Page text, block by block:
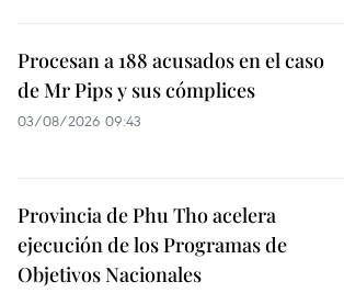
Procesan a 188 acusados en el caso
de Mr Pips y sus cómplices
03/08/2026 09:43
Provincia de Phu Tho acelera
ejecución de los Programas de
Objetivos Nacionales